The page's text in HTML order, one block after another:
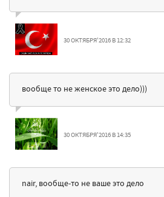
30 ОКТЯБРЯ'2016 В 12:32
вообще то не женское это дело)))
30 ОКТЯБРЯ'2016 В 14:35
nair, вообще-то не ваше это дело